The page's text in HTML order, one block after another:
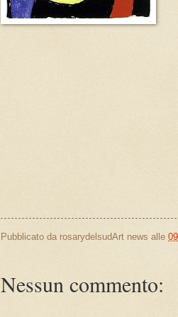
Pubblicato da rosarydelsudArt news alle
Nessun commento: